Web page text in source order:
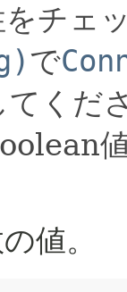
チェ
で
くだ
値。